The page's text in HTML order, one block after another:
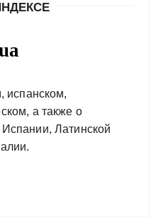
испанском,
а также о
Латинской